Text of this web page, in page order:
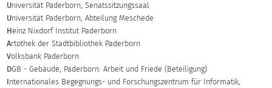
Universität Paderborn, Senatssitzungssaal
Universität Paderborn, Abteilung Meschede
Heinz Nixdorf Institut Paderborn
Artothek der Stadtbibliothek Paderborn
Volksbank Paderborn
DGB - Gebäude, Paderborn: Arbeit und Friede (Beteiligung)
Internationales Begegnungs- und Forschungszentrum für Informatik,